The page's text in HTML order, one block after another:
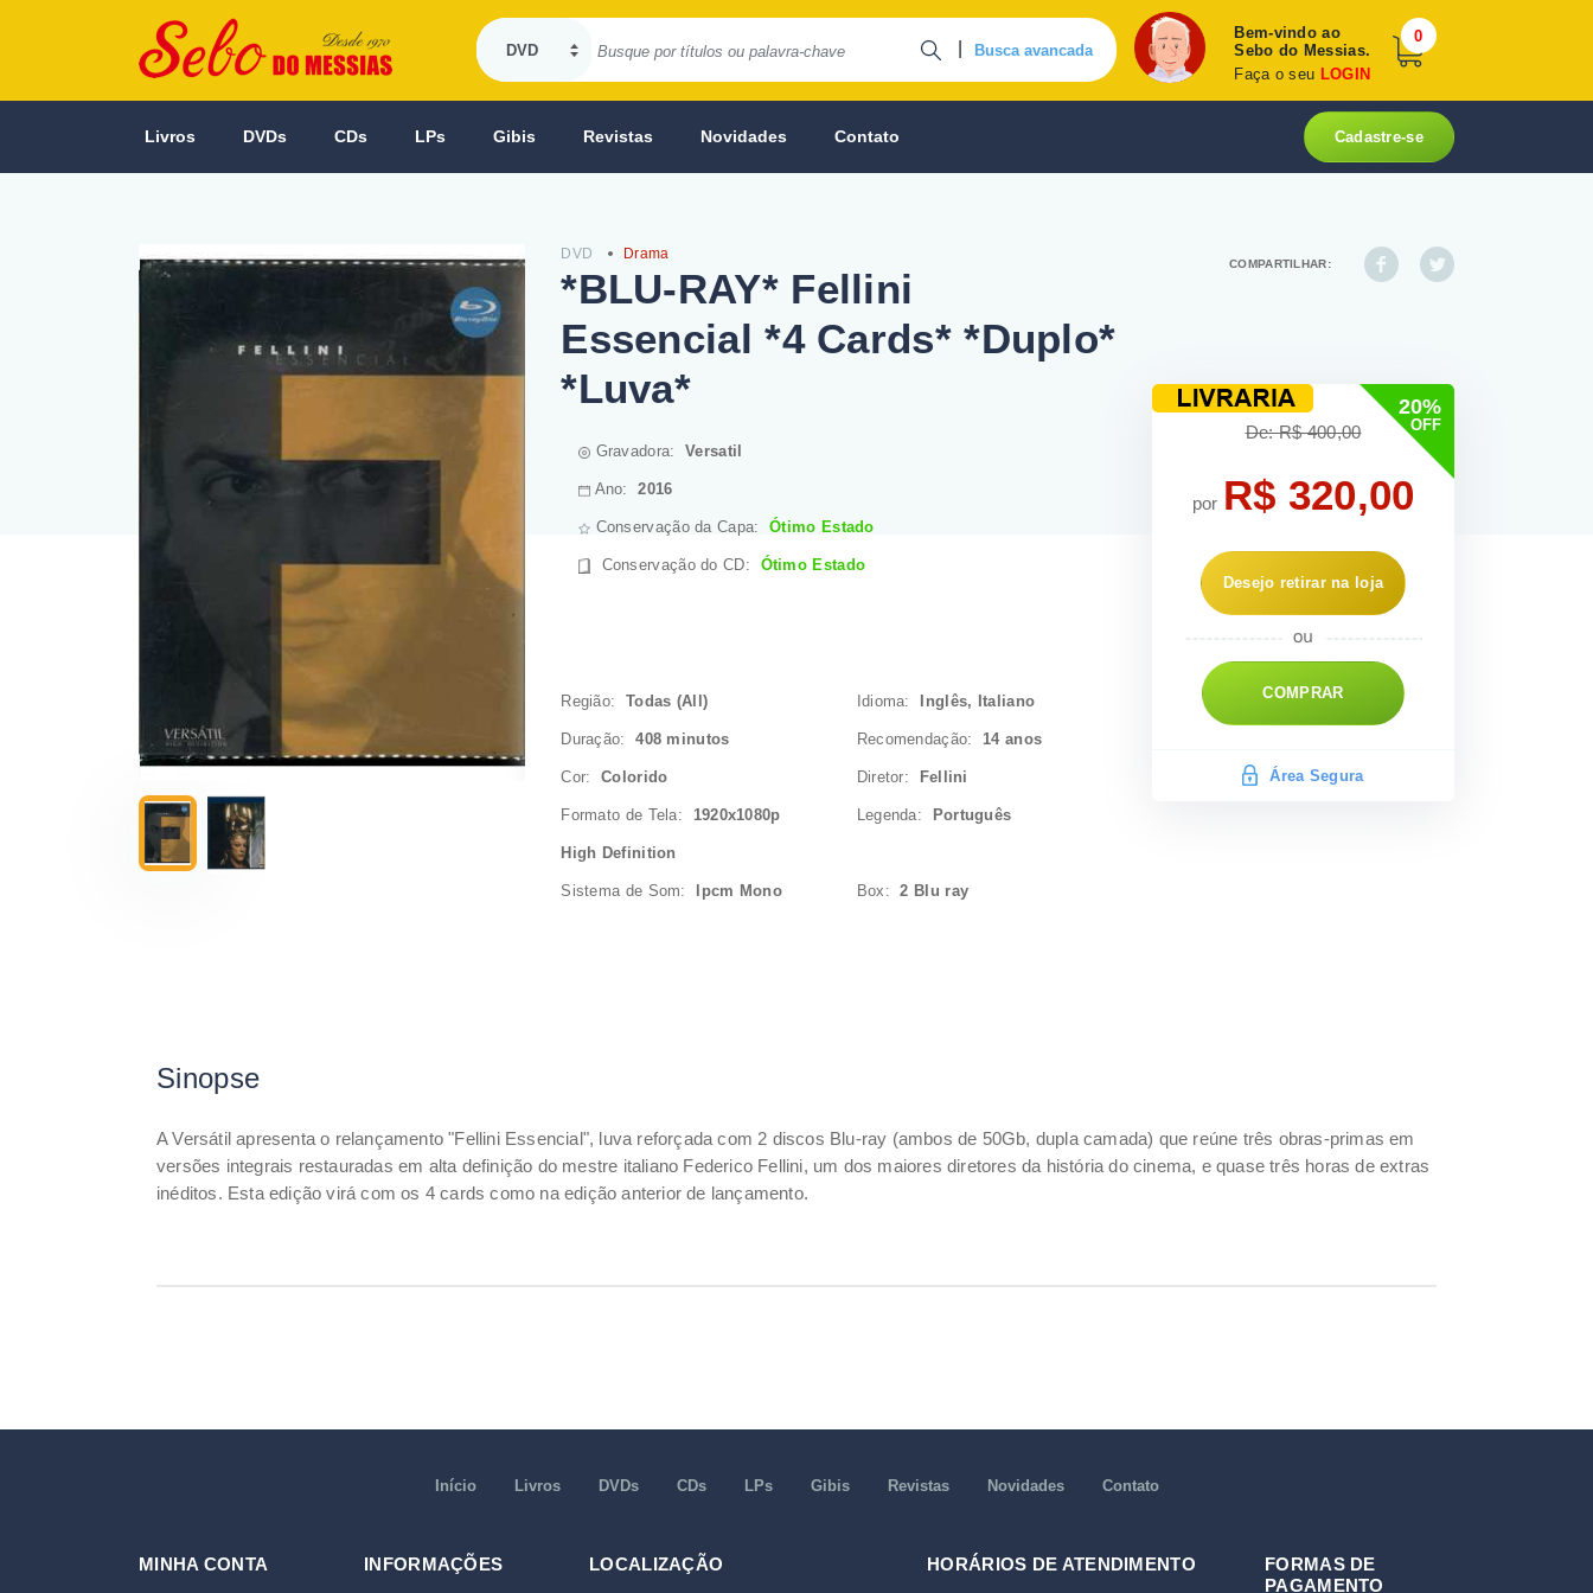
Busca avancada
Bem-vindo ao
Sebo do Messias.
Faça o seu LOGIN
0
Livros DVDs CDs LPs Gibis Revistas Novidades Contato Cadastre-se
DVD Drama
*BLU-RAY* Fellini
Essencial *4 Cards* *Duplo*
*Luva*
Gravadora:Versatil
Ano:2016
Conservação da Capa:Ótimo Estado
Conservação do CD: Ótimo Estado
Região: Todas (All) Idioma: Inglês, Italiano
Duração:408 minutos Recomendação:14 anos
Cor:Colorido Diretor: Fellini
Formato de Tela: 1920x1080p
High Definition
Legenda: Português
Sistema de Som: lpcm Mono Box:2 Blu ray
COMPARTILHAR:
20%
OFF
De: R$ 400,00
por R$ 320,00
Desejo retirar na loja
COMPRAR
Área Segura
Sinopse
A Versátil apresenta o relançamento "Fellini Essencial", luva reforçada com 2 discos Blu-ray (ambos de 50Gb, dupla camada) que reúne três obras-primas em
versões integrais restauradas em alta definição do mestre italiano Federico Fellini, um dos maiores diretores da história do cinema, e quase três horas de extras
inéditos. Esta edição virá com os 4 cards como na edição anterior de lançamento.
Início Livros DVDs CDs LPs Gibis Revistas Novidades Contato
MINHA CONTA INFORMAÇÕES LOCALIZAÇÃO HORÁRIOS DE ATENDIMENTO
FORMAS DE
PAGAMENTO